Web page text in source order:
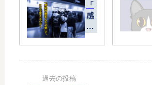
ダ
ル
と
メ
「
感
染
策
変